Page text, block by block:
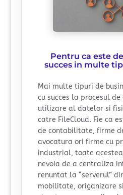
Pentru ca este
succes in multe
Mai multe tipuri de
cu succes la procesul
utilizare al datelor si
catre FileCloud. Fie ca
de contabilitate, firme
avocatura ori firme cu
industrial, toate
nevoia de a centraliza
renuntat la “serverul”
mobilitate, origanizare